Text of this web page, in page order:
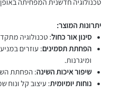
טכנולוגיה חדשנית המפחיתה
יתרונות המוצר:
סינון אור כחול: טכנולוגיה
הפחתת תסמינים: עוזרים
ומיגרנות.
שיפור איכות השינה: הפחתת
נוחות יומיומית: עיצוב קל ונוח